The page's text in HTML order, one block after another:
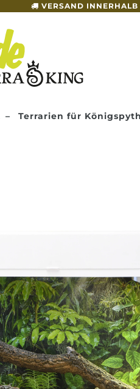
VERSAND
Terrarien für